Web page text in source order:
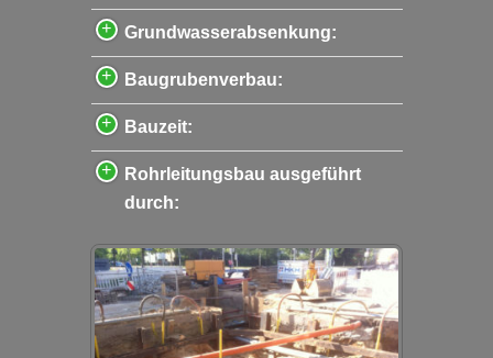
Grundwasserabsenkung:
Baugrubenverbau:
Bauzeit:
Rohrleitungsbau ausgeführt
durch: